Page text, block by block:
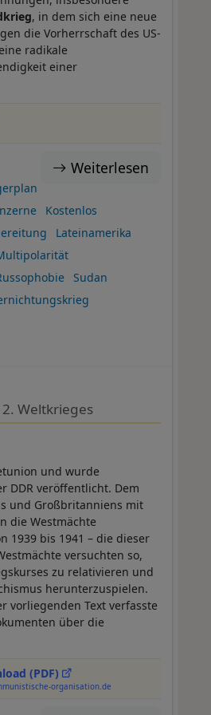
, in dem sich eine neue
die Vorherrschaft des US-
radikale
einer
Weiterlesen
Kostenlos
Lateinamerika
Sudan
Weltkrieges
und wurde
DDR veröffentlicht. Dem
und Großbritanniens mit
die Westmächte
1939 bis 1941 – die dieser
versuchten so,
zu relativieren und
herunterzuspielen.
vorliegenden Text verfasste
über die
(PDF)
organisation.de